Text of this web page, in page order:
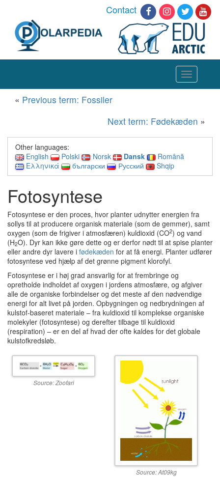
Contact
Toggle
navigation
« Previous term: Fossiler
Next term: Fødekæden »
Other languages:
English
Polski Norsk Dansk
Română
Ελληνικά
български Русский Shqip
Fotosyntese
Fotosyntese er den proces, hvor planter udnytter energien fra
sollys til at producere organisk materiale (som de gemmer), samt
oxygen (som de frigiver i atmosfæren) kuldioxid (CO2) og vand
(H2O). Dyr kan ikke gøre dette og er derfor nødt til at spise planter
eller andre dyr lavere i fødekæden for at få energi. Planter udfører
fotosyntese ved hjælp af det grønne pigment klorofyl.
Fotosyntese er i høj grad ansvarlig for at frembringe og
opretholde indholdet af oxygen i jordens atmosfære, og afgiver
alle de organiske forbindelser og det meste af den nødvendige
energi for alt livet på jorden. Opbygningen og nedbrydningen af
kulstof-baseret materiale – fra kuldioxid til komplekse organiske
molekyler (fotosyntese) og derefter tilbage til kuldioxid
(respiration) – er en del af hvad der ofte kaldes for det globale
kulstofkredsløb.
Source: Zoofari
Source: At09kg